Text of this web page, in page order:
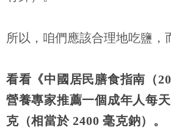
所以，咱們應該合理地吃鹽，
看看《中國居民膳食指南（
營養專家推薦一個成年人每
克（相當於2400毫克鈉）。